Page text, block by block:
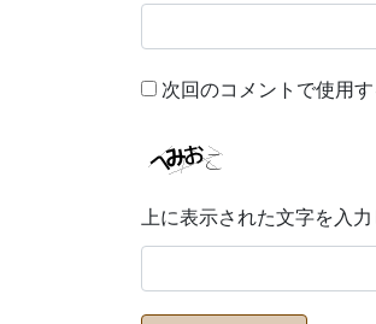
次回のコメントで使用
上に表示された文字を入力